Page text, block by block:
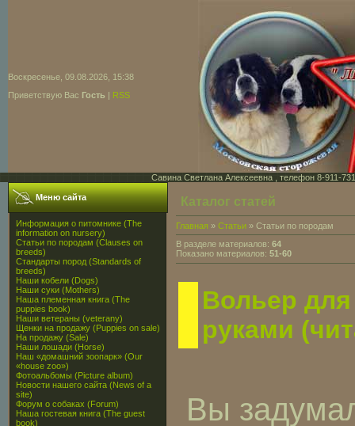
Воскресенье, 09.08.2026, 15:38
Приветствую Вас Гость | RSS
Савина Светлана Алексеевна , телефон 8-911-
Меню сайта
Информация о питомнике (The
information on nursery)
Статьи по породам (Clauses on
breeds)
Стандарты пород (Standards of
breeds)
Наши кобели (Dogs)
Наши суки (Mothers)
Наша племенная книга (The
puppies book)
Наши ветераны (veterany)
Щенки на продажу (Puppies on sale)
На продажу (Sale)
Наши лошади (Horse)
Наш «домашний зоопарк» (Our
«house zoo»)
Фотоальбомы (Picture album)
Новости нашего сайта (News of a
site)
Форум о собаках (Forum)
Наша гостевая книга (The guest
book)
Каталог статей
Главная » Статьи » Статьи по породам
В разделе материалов: 64
Показано материалов: 51-60
Вольер
руками
Вы